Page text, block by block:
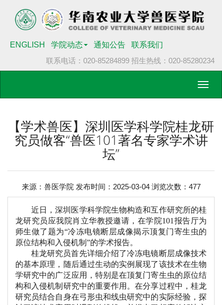
ENGLISH 学院动态 通知公告
联系我们
联系电话：020-85284899 招生热线：020-85280234
【学术兽医】深圳医学科学院桂龙研
究员做客“兽医101著名专家学术讲
坛”
来源：兽医学院 发布时间：2025-03-04 浏览次数： 477
近日，深圳医学科学院生物构造和互作研究所的桂
龙研究员应我院肖立华教授邀请，在学院101 报告厅为
师生做了题为“冷冻电镜断层成像揭示顶复门寄生虫的
原位结构和入侵机制”的学术报告。
桂龙研究员首先详细介绍了冷冻电镜断层成像技术
的基本原理，随后通过生动的实例展现了该技术在生物
学研究中的广泛应用，特别是在顶复门寄生虫的原位结
构和入侵机制研究中的重要作用。在分享过程中，桂龙
研究员结合自身在弓形虫和线虫研究中的实际经验，探